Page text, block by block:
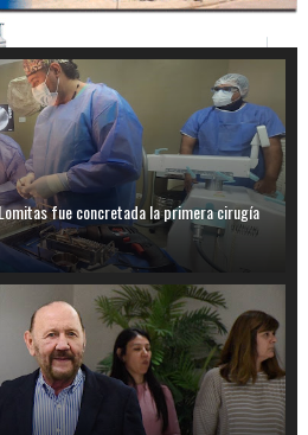
fue concretada la primera cirugía